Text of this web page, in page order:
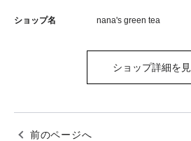
ショップ名 nana's green tea
ショップ詳細を
前のページへ